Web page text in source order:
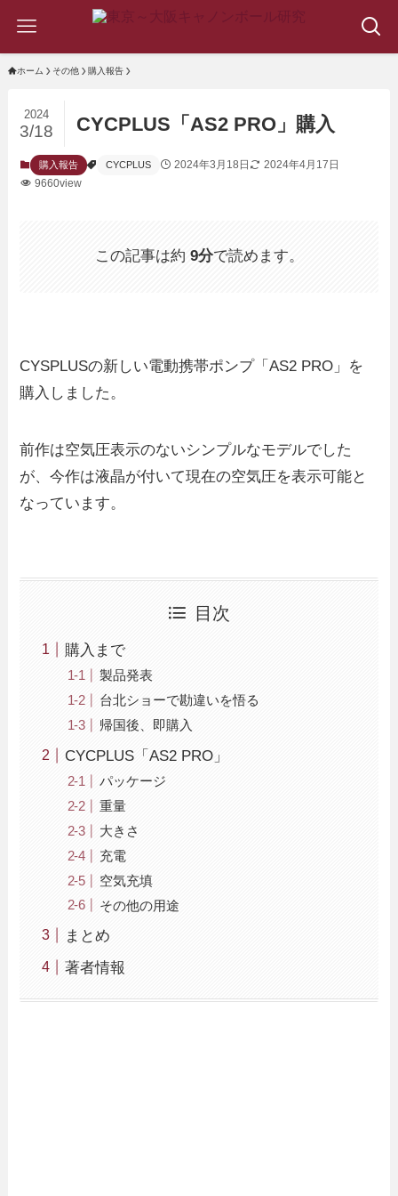
ホーム その他 購入報告
CYCPLUS「AS2 PRO」購入
2024
3/18
購入報告 CYCPLUS 2024年3月18日
2024年4月17日
9660view
この記事は約 9分で読めます。
CYSPLUSの新しい電動携帯ポンプ「AS2 PRO」を
購入しました。
前作は空気圧表示のないシンプルなモデルでした
が、今作は液晶が付いて現在の空気圧を表示可能と
なっています。
目次
購入まで
製品発表
台北ショーで勘違いを悟る
帰国後、即購入
CYCPLUS「AS2 PRO」
パッケージ
重量
大きさ
充電
空気充填
その他の用途
まとめ
著者情報